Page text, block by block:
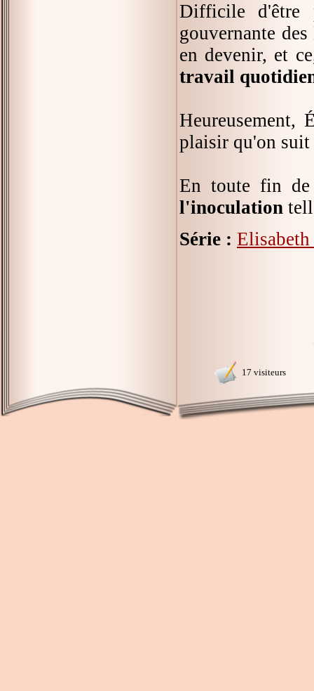
Difficile d'être
gouvernante
en devenir, et
travail
Heureusement,
plaisir qu'on suit
En toute fin
l'inoculation
Série : Elisabeth
17 visiteurs